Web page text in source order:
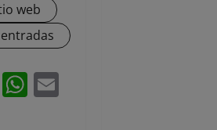
web
Meneame
WhatsApp